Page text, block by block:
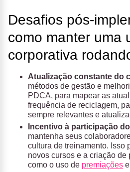
Desafios pós-
como manter uma
corporativa
Atualização constante do
métodos de gestão e
PDCA, para mapear as
frequência de reciclagem,
sempre relevantes e
Incentivo à participação
mantenha seus
cultura de treinamento. Isso
novos cursos e a criação de
como o uso de premiações